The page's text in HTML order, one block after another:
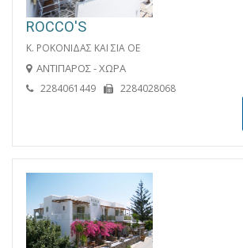
ROCCO'S
K. ΡΟΚΟΝΙΔΑΣ ΚΑΙ ΣΙΑ ΟΕ
ΑΝΤΙΠΑΡΟΣ - ΧΩΡΑ
2284061449 2284028068